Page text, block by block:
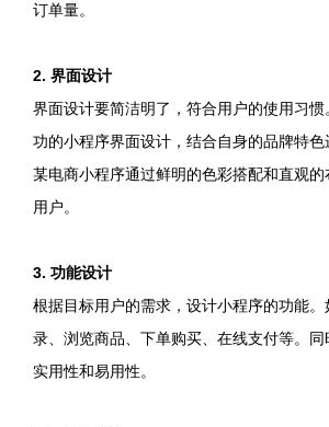
订单量。
2. 界面设计
界面设计要简洁明了，符合用户的使用习
功的小程序界面设计，结合自身的品牌特色
某电商小程序通过鲜明的色彩搭配和直观
用户。
3. 功能设计
根据目标用户的需求，设计小程序的功能。
录、浏览商品、下单购买、在线支付等。
实用性和易用性。